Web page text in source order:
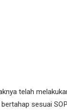
telah
sesuai